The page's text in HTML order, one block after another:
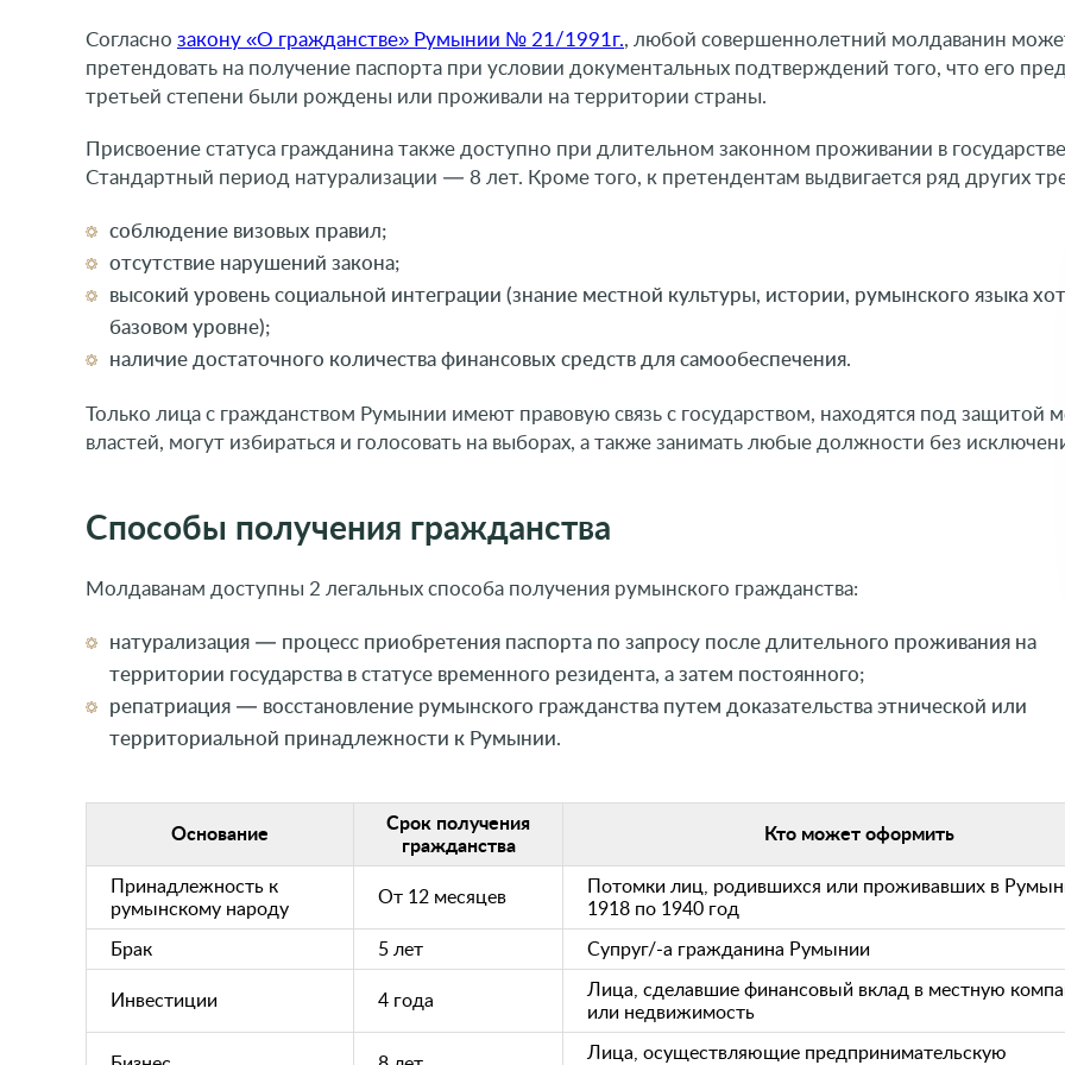
Согласно закону «О гражданстве» Румынии № 21/1991г., любой совершеннолетний молдаванин
претендовать на получение паспорта при условии документальных подтверждений того, что его
третьей степени были рождены или проживали на территории страны.
Присвоение статуса гражданина также доступно при длительном законном проживании в
Стандартный период натурализации — 8 лет. Кроме того, к претендентам выдвигается ряд других
соблюдение визовых правил;
отсутствие нарушений закона;
высокий уровень социальной интеграции (знание местной культуры, истории, румынского языка
базовом уровне);
наличие достаточного количества финансовых средств для самообеспечения.
Только лица с гражданством Румынии имеют правовую связь с государством, находятся под защитой
властей, могут избираться и голосовать на выборах, а также занимать любые должности без
Способы получения гражданства
Молдаванам доступны 2 легальных способа получения румынского гражданства:
натурализация — процесс приобретения паспорта по запросу после длительного проживания на
территории государства в статусе временного резидента, а затем постоянного;
репатриация — восстановление румынского гражданства путем доказательства этнической или
территориальной принадлежности к Румынии.
Основание
Срок получения
гражданства
Кто может оформить
Принадлежность к
румынскому народу
От 12 месяцев
Потомки лиц, родившихся или проживавших в
1918 по 1940 год
Брак
5 лет Супруг/-а гражданина Румынии
Инвестиции 4 года
Лица, сделавшие финансовый вклад в местную
или недвижимость
Лица, осуществляющие предпринимательскую